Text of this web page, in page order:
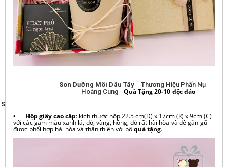
Son Dưỡng Môi Dâu Tây - Thương Hiệu Phấn Nụ
Hoàng Cung -Quà Tặng 20-10 độc đáo
S
• Hộp giấy cao cấp: kích thước hộp 22.5 cm(D) x 17cm (R) x 9cm (C)
với các gam màu xanh lá, đỏ, vàng, hồng, đỏ rất hài hòa và dễ gần gũi
được phối hợp hài hòa và thân thiên với bộquà tặng.